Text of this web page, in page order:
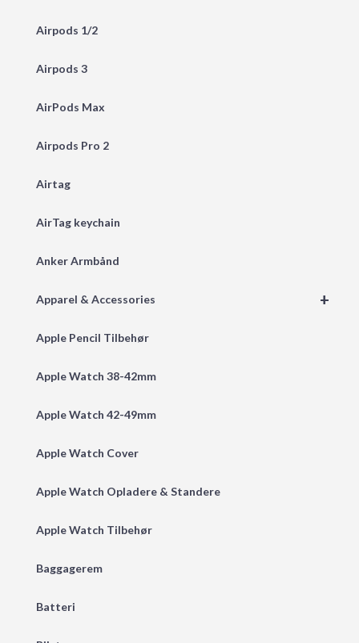
Airpods 1/2
Airpods 3
AirPods Max
Airpods Pro 2
Airtag
AirTag keychain
Anker Armbånd
+
Apparel & Accessories
Apple Pencil Tilbehør
Apple Watch 38-42mm
Apple Watch 42-49mm
Apple Watch Cover
Apple Watch Opladere & Standere
Apple Watch Tilbehør
Baggagerem
Batteri